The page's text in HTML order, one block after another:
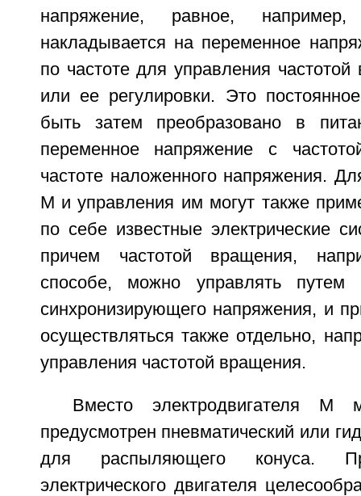
напряжение, равное,
накладывается на переменное
по частоте для управления
или ее регулировки. Это
быть затем преобразовано в
переменное напряжение с
частоте наложенного напряжения.
М и управления им могут также
по себе известные электрические
причем частотой вращения,
способе, можно управлять путем
синхронизирующего напряжения, и
осуществляться также отдельно,
управления частотой вращения.
Вместо электродвигателя М
предусмотрен пневматический или
для распыляющего конуса.
электрического двигателя